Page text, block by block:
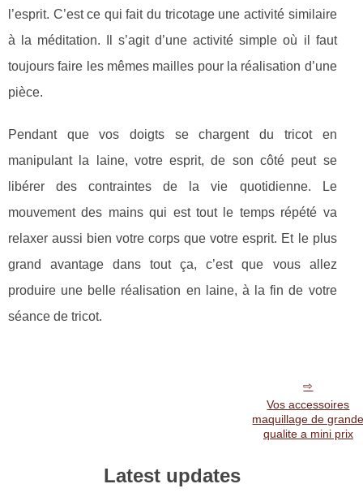
l’esprit. C’est ce qui fait du tricotage une activité similaire
à la méditation. Il s’agit d’une activité simple où il faut
toujours faire les mêmes mailles pour la réalisation d’une
pièce.
Pendant que vos doigts se chargent du tricot en
manipulant la laine, votre esprit, de son côté peut se
libérer des contraintes de la vie quotidienne. Le
mouvement des mains qui est tout le temps répété va
relaxer aussi bien votre corps que votre esprit. Et le plus
grand avantage dans tout ça, c’est que vous allez
produire une belle réalisation en laine, à la fin de votre
séance de tricot.
Vos accessoires
maquillage de
qualite a mini prix
Latest updates